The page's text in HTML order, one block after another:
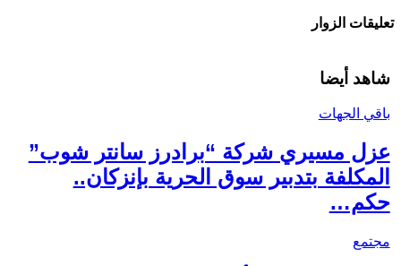
تعليقات الزوار
شاهد أيضا
باقي الجهات
عزل مسيري شركة “برادرز سانتر شوب”
المكلفة بتدبير سوق الحرية بإنزكان..
حكم…
مجتمع